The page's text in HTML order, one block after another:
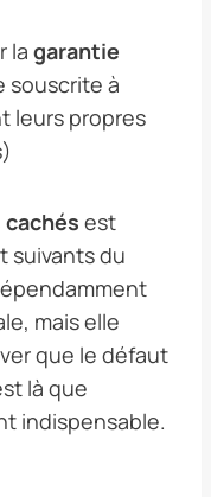
la garantie
souscrite à
leurs propres
est
suivants du
mais elle
que le défaut
là que
indispensable.